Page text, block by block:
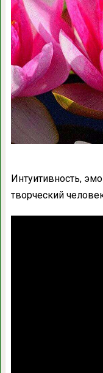
Интуитивность,
творческий